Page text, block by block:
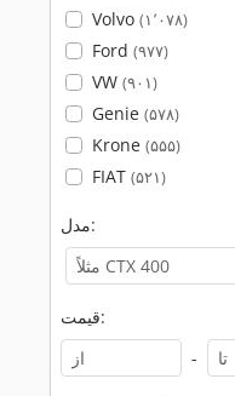
Volvo (۱٬۰۷۸)
Ford (۹۷۷)
VW (۹۰۱)
Genie (۵۷۸)
Krone (۵۵۵)
FIAT (۵۲۱)
مدل:
قیمت:
-